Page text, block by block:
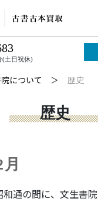
(土日祝休)
について 歴史
歴史
通の間に、文生書